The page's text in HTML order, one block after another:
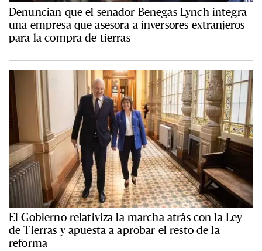
Denuncian que el senador Benegas Lynch integra
una empresa que asesora a inversores extranjeros
para la compra de tierras
El Gobierno relativiza la marcha atrás con la Ley
de Tierras y apuesta a aprobar el resto de la
reforma